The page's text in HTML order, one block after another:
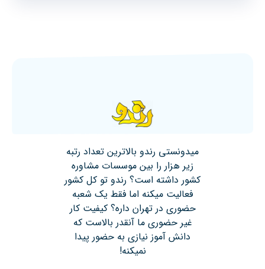
میدونستی رندو بالاترین تعداد رتبه
زیر هزار را بین موسسات مشاوره
کشور داشته است؟ رندو تو کل کشور
فعالیت میکنه اما فقط یک شعبه
حضوری در تهران داره؟ کیفیت کار
غیر حضوری ما آنقدر بالاست که
دانش آموز نیازی به حضور پیدا
نمیکنه!